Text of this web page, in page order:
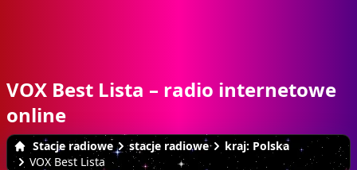
VOX Best Lista – radio internetowe
online
Stacje radiowe stacje radiowe
kraj: Polska
VOX Best Lista